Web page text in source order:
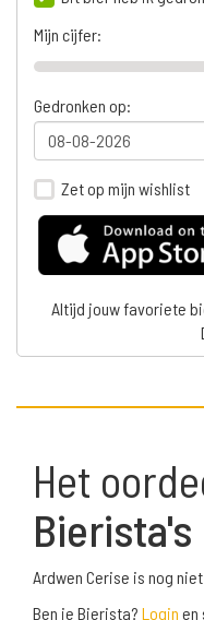
Mijn cijfer:
Gedronken op:
Zet op mijn wishlist
Altijd jouw favoriete
Het
Bierista's
Ardwen Cerise is nog
Ben je Bierista? Login en